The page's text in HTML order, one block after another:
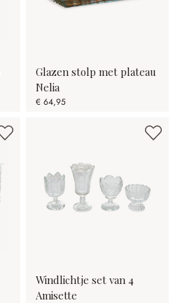
Glazen stolp met plateau
Nelia
€ 64,95
Windlichtje set van 4
Amisette